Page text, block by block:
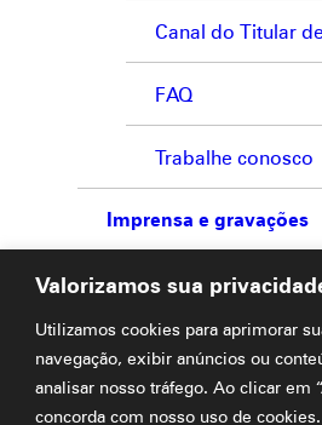
Valorizamos sua
Utilizamos cookies para aprimorar
navegação, exibir anúncios ou
analisar nosso tráfego. Ao clicar em
concorda com nosso uso de cookies.
Canal do Titular
FAQ
Trabalhe conosco
Imprensa e gravações
Loja
Fale conosco